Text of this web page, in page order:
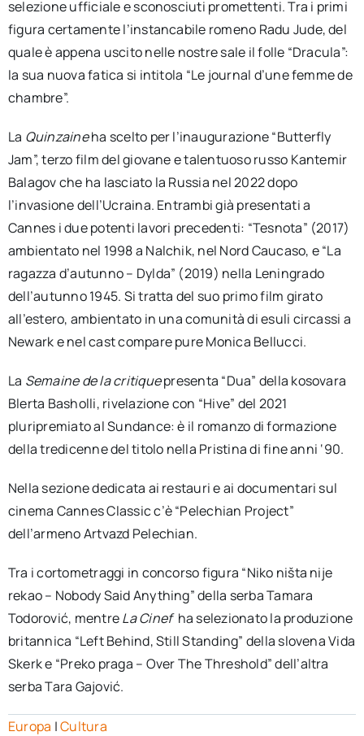
selezione ufficiale e sconosciuti promettenti. Tra i primi
figura certamente l’instancabile romeno Radu Jude, del
quale è appena uscito nelle nostre sale il folle “Dracula”:
la sua nuova fatica si intitola “Le journal d’une femme de
chambre”.
La Quinzaineha scelto per l’inaugurazione “Butterfly
Jam”, terzo film del giovane e talentuoso russo Kantemir
Balagov che ha lasciato la Russia nel 2022 dopo
l’invasione dell’Ucraina. Entrambi già presentati a
Cannes i due potenti lavori precedenti: “Tesnota” (2017)
ambientato nel 1998 a Nalchik, nel Nord Caucaso, e “La
ragazza d’autunno – Dylda” (2019) nella Leningrado
dell’autunno 1945. Si tratta del suo primo film girato
all’estero, ambientato in una comunità di esuli circassi a
Newark e nel cast compare pure Monica Bellucci.
La Semaine de la critiquepresenta “Dua” della kosovara
Blerta Basholli, rivelazione con “Hive” del 2021
pluripremiato al Sundance: è il romanzo di formazione
della tredicenne del titolo nella Pristina di fine anni ‘90.
Nella sezione dedicata ai restauri e ai documentari sul
cinema Cannes Classic c’è “Pelechian Project”
dell’armeno Artvazd Pelechian.
Tra i cortometraggi in concorso figura “Niko ništa nije
rekao – Nobody Said Anything” della serba Tamara
Todorović, mentreLa Cinefha selezionato la produzione
britannica “Left Behind, Still Standing” della slovena Vida
Skerk e “Preko praga – Over The Threshold” dell’altra
serba Tara Gajović.
Europa |Cultura